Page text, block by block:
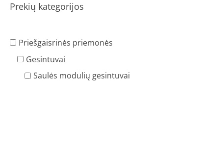
Prekių kategorijos
Priešgaisrinės priemonės
Gesintuvai
Saulės modulių gesintuvai